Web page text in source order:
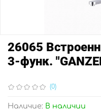
(0)
Наличие: В наличии
26065
3-функ.